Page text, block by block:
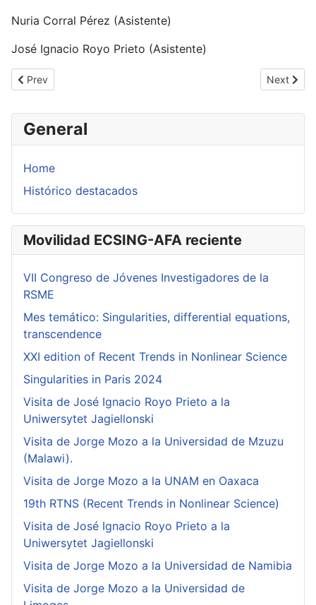
General
Home
Histórico destacados
Movilidad ECSING-AFA reciente
VII Congreso de Jóvenes Investigadores de la
RSME
Mes temático: Singularities, differential equations,
transcendence
XXI edition of Recent Trends in Nonlinear Science
Singularities in Paris 2024
Visita de José Ignacio Royo Prieto a la
Uniwersytet Jagiellonski
Visita de Jorge Mozo a la Universidad de Mzuzu
(Malawi).
Visita de Jorge Mozo a la UNAM en Oaxaca
19th RTNS (Recent Trends in Nonlinear Science)
Visita de José Ignacio Royo Prieto a la
Uniwersytet Jagiellonski
Visita de Jorge Mozo a la Universidad de Namibia
Visita de Jorge Mozo a la Universidad de
Nuria Corral Pérez (Asistente)
José Ignacio Royo Prieto (Asistente)
Previous article: "Real and Complex Dynamical Systems" on
Prev Next
Next